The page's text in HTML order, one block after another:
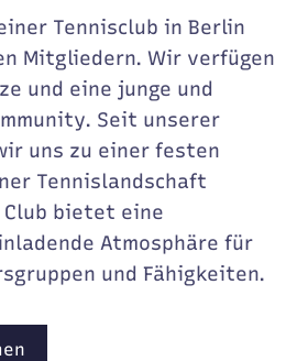
Tennisclub in Berlin
Mitgliedern. Wir verfügen
und eine junge und
Seit unserer
uns zu einer festen
Tennislandschaft
bietet eine
Atmosphäre für
und Fähigkeiten.